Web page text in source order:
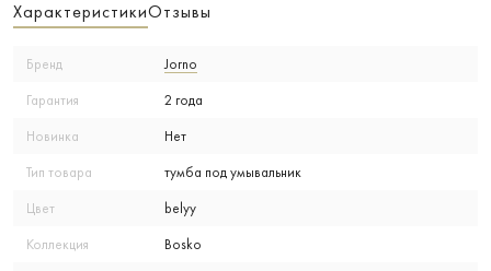
ХарактеристикиОтзывы
Бренд Jorno
Гарантия 2 года
Новинка Нет
Тип товара тумба под умывальник
Цвет belyy
Коллекция Bosko